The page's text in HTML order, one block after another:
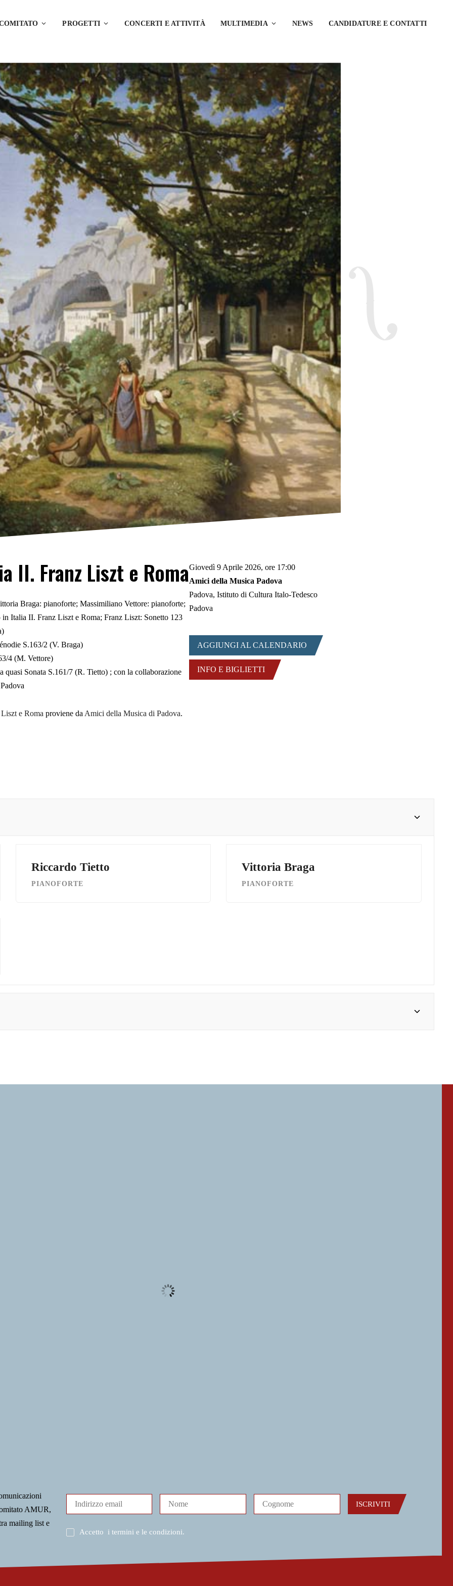
PROGETTI CONCERTI E ATTIVITÀ MULTIMEDIA NEWS CANDIDATURE E CONTATTI
II. Franz Liszt e Roma
Braga: pianoforte; Massimiliano Vettore: pianoforte;
Italia II. Franz Liszt e Roma; Franz Liszt: Sonetto 123
S.163/2 (V. Braga)
4 (M. Vettore)
quasi Sonata S.161/7 (R. Tietto) ; con la collaborazione
e Roma proviene da Amici della Musica di Padova.
Giovedì 9 Aprile 2026, ore 17:00
Amici della Musica Padova
Padova Istituto di Cultura Italo-Tedesco
Padova
AGGIUNGI AL CALENDARIO
INFO E BIGLIETTI
Riccardo Tietto
PIANOFORTE
Vittoria Braga
PIANOFORTE
AMUR,
mailing list e
ISCRIVITI
Accetto i termini e le condizioni.